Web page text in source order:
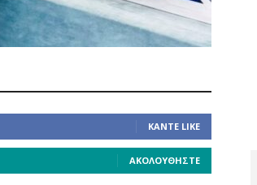
ΚΆΝΤΕ LIKE
ΑΚΟΛΟΥΘΉΣΤΕ